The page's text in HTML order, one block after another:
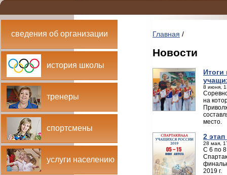
сведения об организации
история школы
тренеры
спортсмены
услуги населению
Главная /
Новости
Итоги
8 июня,
на
место.
2
28 мая,
С 6 по 8
2019 г.